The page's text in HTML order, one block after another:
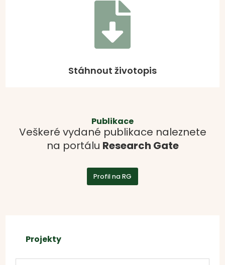

Stáhnout životopis
Publikace
Veškeré vydané publikace naleznete
na portálu Research Gate
Profil na RG
Projekty